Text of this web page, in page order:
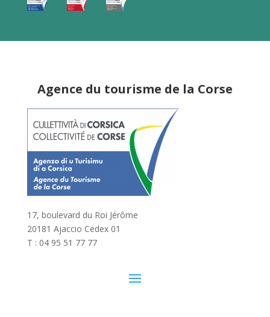
Agence du tourisme de la Corse
17, boulevard du Roi Jérôme
20181 Ajaccio Cedex 01
T : 04 95 51 77 77